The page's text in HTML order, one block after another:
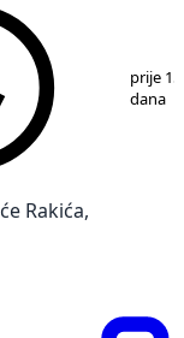
prije 15
dana
Rakića,